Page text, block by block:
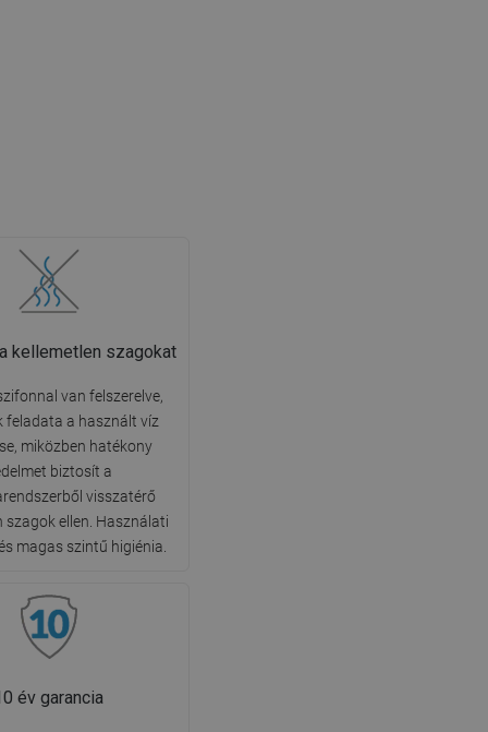
kellemetlen szagokat
van felszerelve,
feladata a használt víz
miközben hatékony
biztosít a
visszatérő
szagok ellen. Használati
magas szintű higiénia.
év garancia